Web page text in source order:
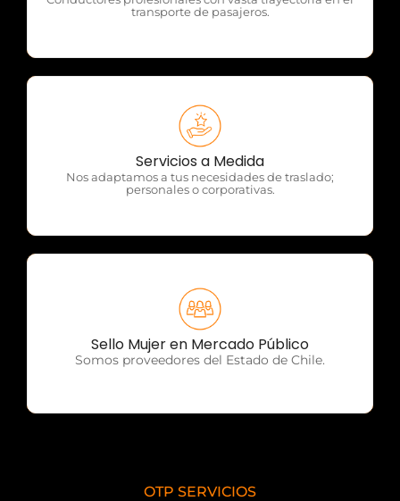
transporte de pasajeros.
Servicios a Medida
Nos adaptamos a tus necesidades de traslado;
personales o corporativas.
OTP Servicios
Sello Mujer en Mercado Público
Somos proveedores del Estado de Chile.
OTP Servicios
OTP SERVICIOS